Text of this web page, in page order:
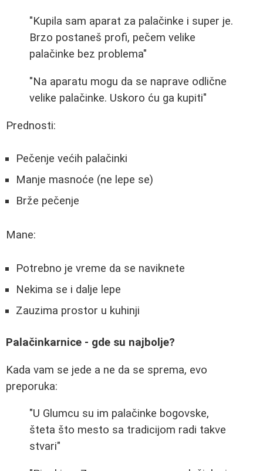
"Kupila sam aparat za palačinke i super je.
Brzo postaneš profi, pečem velike
palačinke bez problema"
"Na aparatu mogu da se naprave odlične
velike palačinke. Uskoro ću ga kupiti"
Prednosti:
Pečenje većih palačinki
Manje masnoće (ne lepe se)
Brže pečenje
Mane:
Potrebno je vreme da se naviknete
Nekima se i dalje lepe
Zauzima prostor u kuhinji
Palačinkarnice - gde su najbolje?
Kada vam se jede a ne da se sprema, evo
preporuka:
"U Glumcu su im palačinke bogovske,
šteta što mesto sa tradicijom radi takve
stvari"